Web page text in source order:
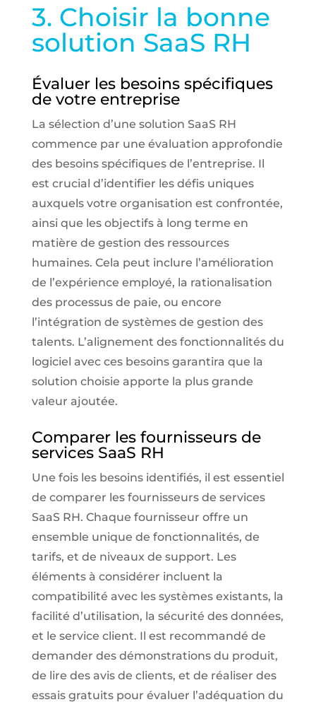
3. Choisir la bonne
solution SaaS RH
Évaluer les besoins spécifiques
de votre entreprise
La sélection d’une solution SaaS RH
commence par une évaluation approfondie
des besoins spécifiques de l’entreprise. Il
est crucial d’identifier les défis uniques
auxquels votre organisation est confrontée,
ainsi que les objectifs à long terme en
matière de gestion des ressources
humaines. Cela peut inclure l’amélioration
de l’expérience employé, la rationalisation
des processus de paie, ou encore
l’intégration de systèmes de gestion des
talents. L’alignement des fonctionnalités du
logiciel avec ces besoins garantira que la
solution choisie apporte la plus grande
valeur ajoutée.
Comparer les fournisseurs de
services SaaS RH
Une fois les besoins identifiés, il est essentiel
de comparer les fournisseurs de services
SaaS RH. Chaque fournisseur offre un
ensemble unique de fonctionnalités, de
tarifs, et de niveaux de support. Les
éléments à considérer incluent la
compatibilité avec les systèmes existants, la
facilité d’utilisation, la sécurité des données,
et le service client. Il est recommandé de
demander des démonstrations du produit,
de lire des avis de clients, et de réaliser des
essais gratuits pour évaluer l’adéquation du